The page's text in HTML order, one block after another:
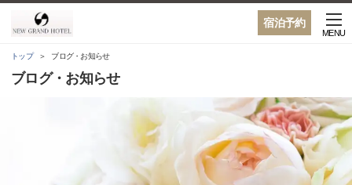
宿泊予約
MENU
トップ ブログ・お知らせ
ブログ・お知らせ